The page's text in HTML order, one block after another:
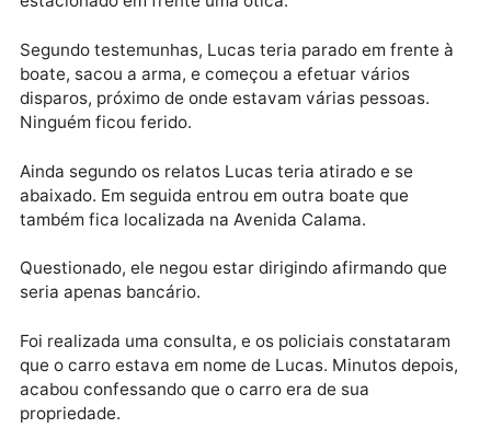
No local, os policiais foram informados que o autor
disparos estaria em outra boate, também nas
proximidades, e o veículo, um saveiro de cor
Segundo testemunhas, Lucas teria parado em
disparos, próximo de onde estavam várias pessoas.
Ninguém ficou ferido.
Ainda segundo os relatos Lucas teria atirado e se
abaixado. Em seguida entrou em outra boate que
também fica localizada na Avenida Calama.